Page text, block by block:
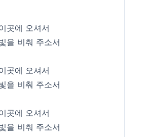
곳에 오셔서
을 비춰 주소서
곳에 오셔서
을 비춰 주소서
곳에 오셔서
을 비춰 주소서